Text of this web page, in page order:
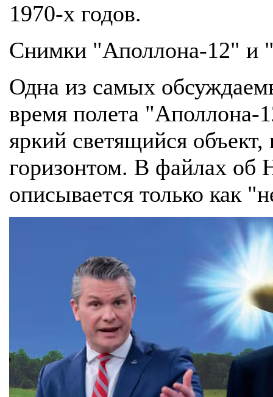
1970-х годов.
Снимки "Аполлона-12" и
Одна из самых
время полета "Аполлона-
яркий светящийся
горизонтом. В файлах об
описывается только как